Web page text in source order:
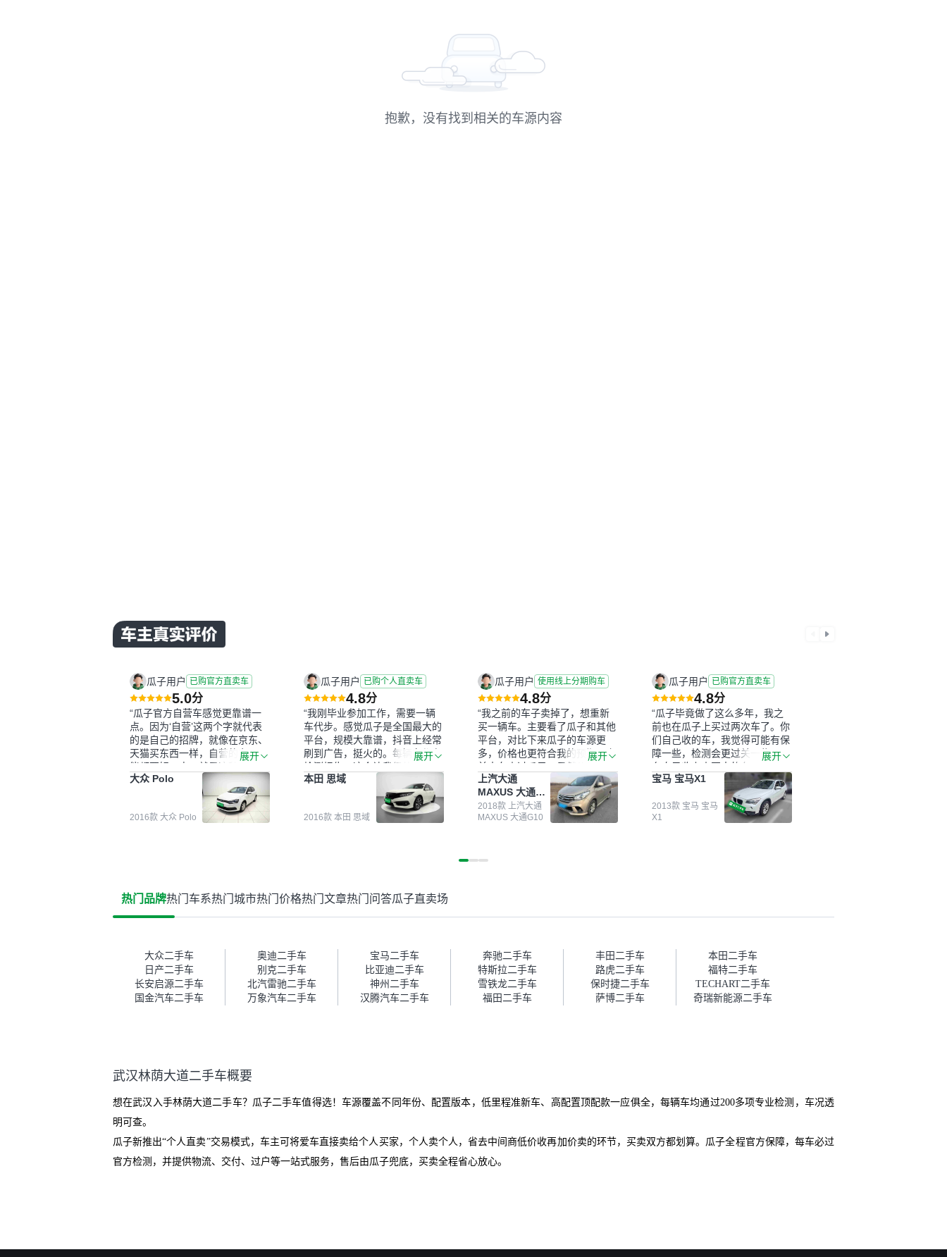
抱歉，没有找到相关的车源内容
瓜子用户 已购官方直卖车
5.0分
“瓜子官方自营车感觉更靠谱一
点。因为‘自营’这两个字就代表
的是自己的招牌，就像在京东、
天猫买东西一样，自营的东西可
能都要好一点。就是这种刻板印
象吧。一开始买二手车的时候，
我确实有担心过事故车、泡水车
这些问题。瓜子的检测报告其实
并不能完全打消顾虑，因为我也
果跟你们的报告是符合的，所以
这次车况没问题。购车流程挺快
车。去之前我提前跟交接人员说
好，到了之后要当着我的面再做
一次复检，你们也安排了师傅，
服务可以，速度很快。体验下来
自营车的感觉是要比个人车好一
我协商，主动权在平台手里。”
展开
大众 Polo
2016款 大众 Polo
瓜子用户 已购个人直卖车
4.8分
“我刚毕业参加工作，需要一辆
车代步。感觉瓜子是全国最大的
平台，规模大靠谱，抖音上经常
刷到广告，挺火的。每辆车都有
检测报告，这个让我很放心。去
外面买车全凭卖家一张嘴，不敢
买。我买了本田思域，白色，过
户次数少，公里数符合，虽然价
格比我心理预期略高一点，但瓜
价格比车商那便宜，车况也有检
展开
本田 思域
2016款 本田 思域
瓜子用户 使用线上分期购车
4.8分
“我之前的车子卖掉了，想重新
买一辆车。主要看了瓜子和其他
平台，对比下来瓜子的车源更
多，价格也更符合我的预期。之
前卖车来过瓜子，虽然价格没谈
成，但APP一直留着。瓜子毕竟
是大平台，整体印象还好。我最
终买了一台上汽大通，18年的
车，公里数9万多，符合我的要
捷，其他平台的分期需要到当地
障。”
展开
上汽大通
MAXUS 大通
G10
2018款 上汽大通
MAXUS 大通G10
瓜子用户 已购官方直卖车
4.8分
“瓜子毕竟做了这么多年，我之
前也在瓜子上买过两次车了。你
们自己收的车，我觉得可能有保
障一些，检测会更过关一些。平
台自己收上来再卖的车，应该更
可靠。我买的是宝马X1，主要看
中它的价格和公里数比较合适。
另外，瓜子承诺无火烧、无事
故、无泡水、无调表，在平台自
帮我谈价。自营车我讲过价，最
后是通过花一块钱买优惠券的方
式，便宜了800块钱成交。”
展开
宝马 宝马X1
2013款 宝马 宝马
X1
热门品牌热门车系热门城市热门价格热门文章热门问答瓜子直卖场
大众二手车 奥迪二手车 宝马二手车 奔驰二手车 丰田二手车
本田二手车
日产二手车
别克二手车 比亚迪二手车 特斯拉二手车 路虎二手车
福特二手车
长安启源二手车
北汽雷驰二手车 神州二手车 雪铁龙二手车 保时捷二手车
TECHART二手车
国金汽车二手车
万象汽车二手车 汉腾汽车二手车 福田二手车 萨博二手车 奇瑞新能源二手车
武汉林荫大道二手车概要
想在武汉入手林荫大道二手车？瓜子二手车值得选！车源覆盖不同年份、配置版本，低里程准新车、高配置顶配款一应俱全，每辆车均通过200多项专业检测，车况透
明可查。
瓜子新推出“个人直卖”交易模式，车主可将爱车直接卖给个人买家，个人卖个人，省去中间商低价收再加价卖的环节，买卖双方都划算。瓜子全程官方保障，每车必过
官方检测，并提供物流、交付、过户等一站式服务，售后由瓜子兜底，买卖全程省心放心。